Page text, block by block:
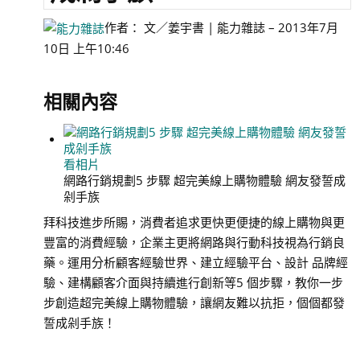
作者： 文／姜宇書 | 能力雜誌 – 2013年7月
10日 上午10:46
相關內容
看相片
網路行銷規劃5 步驟 超完美線上購物體驗 網友發誓成
剁手族
拜科技進步所賜，消費者追求更快更便捷的線上購物與更
豐富的消費經驗，企業主更將網路與行動科技視為行銷良
藥。運用分析顧客經驗世界、建立經驗平台、設計 品牌經
驗、建構顧客介面與持續進行創新等5 個步驟，教你一步
步創造超完美線上購物體驗，讓網友難以抗拒，個個都發
誓成剁手族！